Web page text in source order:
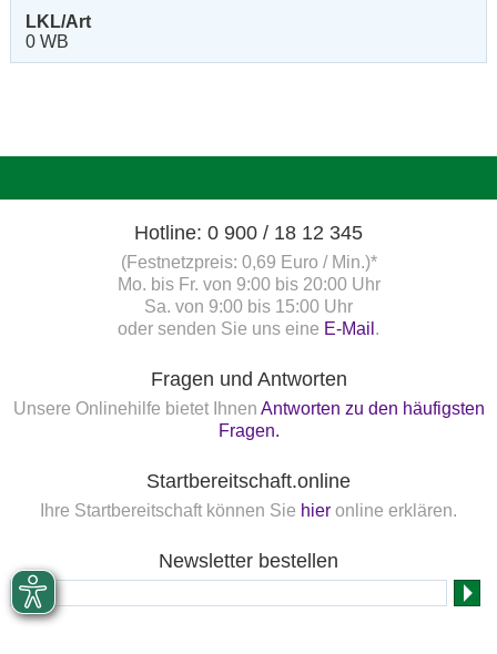
LKL/Art
0 WB
Hotline: 0 900 / 18 12 345
(Festnetzpreis: 0,69 Euro / Min.)*
Mo. bis Fr. von 9:00 bis 20:00 Uhr
Sa. von 9:00 bis 15:00 Uhr
oder senden Sie uns eine E-Mail .
Fragen und Antworten
Unsere Onlinehilfe bietet Ihnen Antworten zu den häufigsten
Fragen.
Startbereitschaft.online
Ihre Startbereitschaft können Sie hier online erklären.
Newsletter bestellen